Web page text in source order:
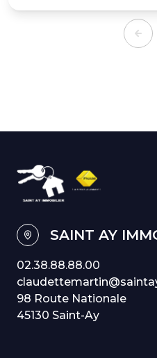
SAINT AY
02.38.88.88.00
98 Route Nationale
45130 Saint-Ay